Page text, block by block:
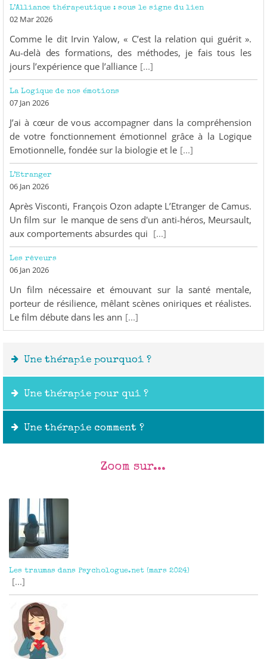
L’Alliance thérapeutique : sous le signe du lien
02 Mar 2026
Comme le dit Irvin Yalow, « C’est la relation qui guérit ».
Au-delà des formations, des méthodes, je fais tous les
jours l’expérience que l’alliance [...]
La Logique de nos émotions
07 Jan 2026
J’ai à cœur de vous accompagner dans la compréhension
de votre fonctionnement émotionnel grâce à la Logique
Emotionnelle, fondée sur la biologie et le [...]
L’Etranger
06 Jan 2026
Après Visconti, François Ozon adapte L’Etranger de Camus.
Un film sur le manque de sens d'un anti-héros, Meursault,
aux comportements absurdes qui [...]
Les rêveurs
06 Jan 2026
Un film nécessaire et émouvant sur la santé mentale,
porteur de résilience, mêlant scènes oniriques et réalistes.
Le film débute dans les ann [...]
Une thérapie pourquoi ?
Une thérapie pour qui ?
Outils :
Une thérapie comment ?
Zoom sur...
Les traumas dans Psychologue.net (mars 2024)
[...]